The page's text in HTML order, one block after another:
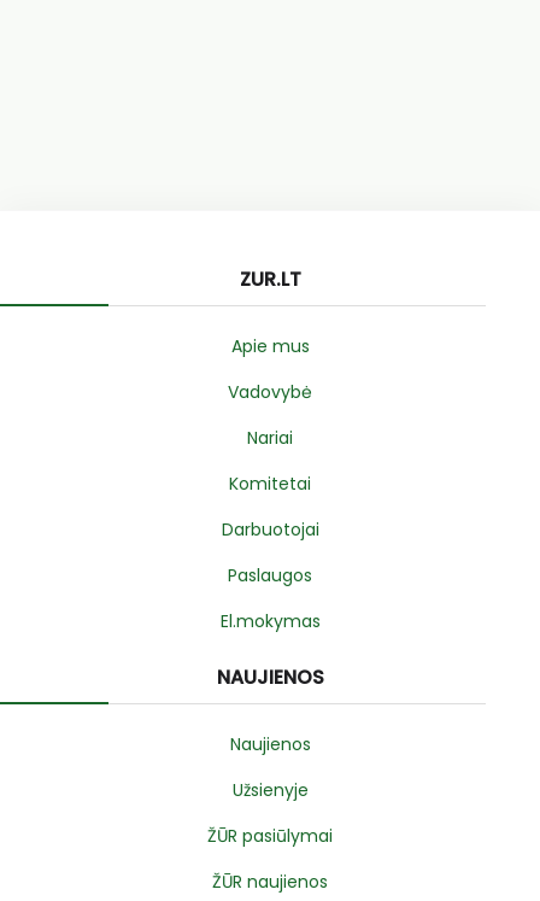
ZUR.LT
Apie mus
Vadovybė
Nariai
Komitetai
Darbuotojai
Paslaugos
El.mokymas
NAUJIENOS
Naujienos
Užsienyje
ŽŪR pasiūlymai
ŽŪR naujienos